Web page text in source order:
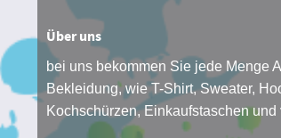
Über uns
bei uns bekommen Sie jede Menge
Bekleidung, wie T-Shirt, Sweater,
Kochschürzen, Einkaufstaschen